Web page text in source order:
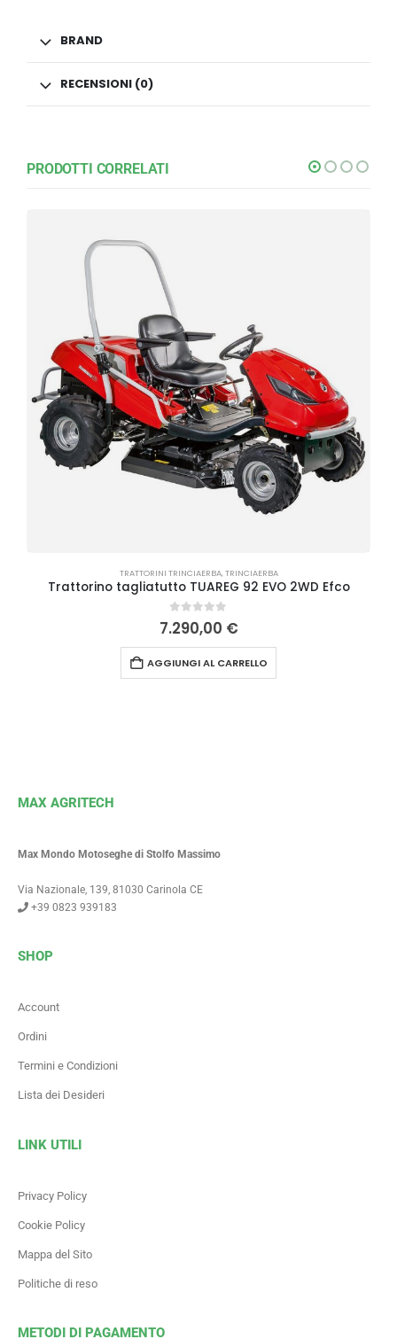
BRAND
RECENSIONI (0)
PRODOTTI CORRELATI
TRATTORINI TRINCIAERBA,TRINCIAERBA
Trattorino tagliatutto TUAREG 92 EVO 2WD Efco
0Su 5
7.290,00 €
AGGIUNGI AL CARRELLO
MAX AGRITECH
Max Mondo Motoseghe di Stolfo Massimo
Via Nazionale, 139, 81030 Carinola CE
+39 0823 939183
SHOP
Account
Ordini
Termini e Condizioni
Lista dei Desideri
LINK UTILI
Privacy Policy
Cookie Policy
Mappa del Sito
Politiche di reso
METODI DI PAGAMENTO